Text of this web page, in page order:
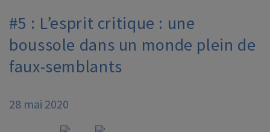
#5 : L’esprit critique : une
boussole dans un monde plein de
faux-semblants
28 mai 2020